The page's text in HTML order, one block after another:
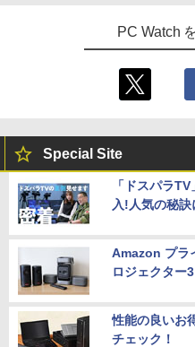
PC Watch
Special Site
「ドスパラ
入!人気の秘
Amazon プラ
ロジェクター
性能の良いお
チェック！